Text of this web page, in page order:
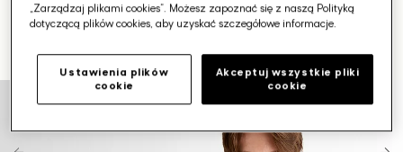
„Zarządzaj plikami cookies”. Możesz zapoznać się z naszą Polityką
dotyczącą plików cookies, aby uzyskać szczegółowe informacje.
Ustawienia plików
cookie
Akceptuj wszystkie pliki
cookie